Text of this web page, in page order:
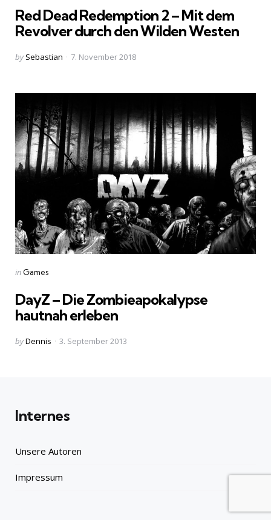
Red Dead Redemption 2 – Mit dem
Revolver durch den Wilden Westen
Posted
by Sebastian 7. November 2018
Categories
Posted
in Games
DayZ – Die Zombieapokalypse
hautnah erleben
Posted
byDennis 3. September 2013
Internes
Unsere Autoren
Impressum